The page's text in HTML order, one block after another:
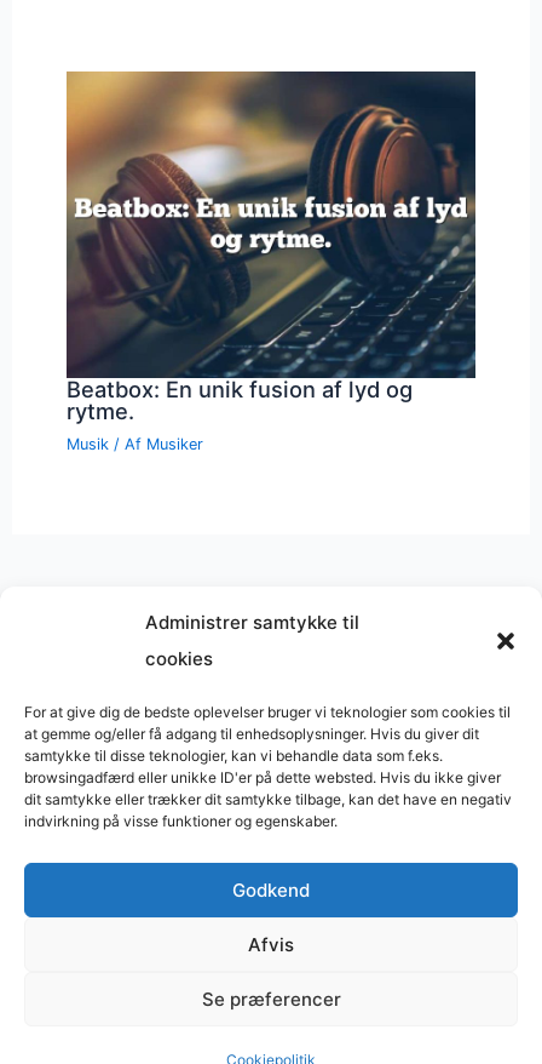
Administrer samtykke til
cookies
For at give dig de bedste oplevelser bruger vi teknologier som cookies til
at gemme og/eller få adgang til enhedsoplysninger. Hvis du giver dit
samtykke til disse teknologier, kan vi behandle data som f.eks.
browsingadfærd eller unikke ID'er på dette websted. Hvis du ikke giver
dit samtykke eller trækker dit samtykke tilbage, kan det have en negativ
indvirkning på visse funktioner og egenskaber.
Godkend
Afvis
Se præferencer
Cookiepolitik
Beatbox: En unik fusion af lyd og
rytme.
Musik / Af Musiker
Musik på
Copyright © 2026 BasimWorld
Udviklet afWebbureau.dk
Bygget medWordPress
Restaurant
Restauranter
Tømrer